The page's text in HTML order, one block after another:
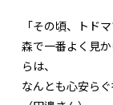
「その頃、トド
森で一番よく見
らは、
なんとも心安ら